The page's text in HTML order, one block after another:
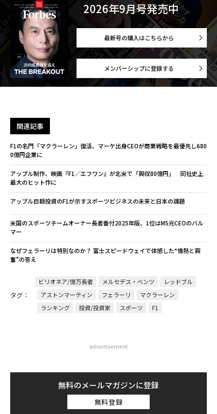
2026年9月号発売中
最新号の購入はこちらから
メンバーシップに登録する
関連記事
F1の名門「マクラーレン」復活、マーケ出身CEOが商業戦略を最優先し680
0億円企業に
アップル制作、映画『F1／エフワン』が北米で「興収80億円」 同社史上
最大のヒット作に
アップル巨額投資のF1が示すスポーツビジネスの未来と日本の課題
米国のスポーツチームオーナー長者番付2025年版、1位はMS元CEOのバル
マー
なぜフェラーリは特別なのか？ 富士スピードウェイで体感した“情熱と興
奮”の答え
タグ：
ビリオネア/億万長者 メルセデス・ベンツ
レッドブル
アストンマーティン
フェラーリ
マクラーレン
ランキング
投資/投資家 スポーツ F1
advertisement
無料のメールマガジンに登録
無料登録